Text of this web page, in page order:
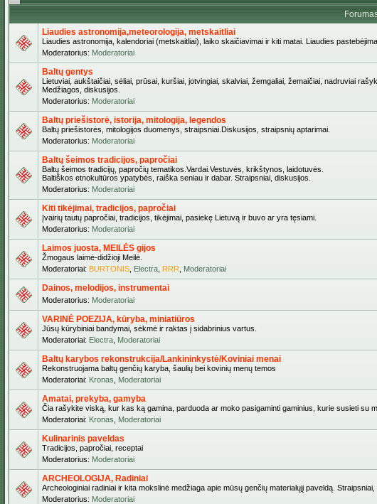
Liaudies astronomija,meteorologija, metskaitliai
Liaudies astronomija, kalendoriai (metskaitliai), laiko skaičiavimai ir kiti matai. Liaudies
Moderatorius: Moderatoriai
Baltų gentys
Lietuviai, aukštaičiai, sėliai, prūsai, kuršiai, jotvingiai, skalviai, žemgaliai, žemaičiai, nadruviai
Medžiagos, diskusijos.
Moderatorius: Moderatoriai
Baltų priešistorė, istorija, mitologija, legendos
Baltų priešistorės, mitologijos duomenys, straipsniai.Diskusijos, straipsnių aptarimai.
Moderatorius: Moderatoriai
Baltų šeimos tradicijos, papročiai
Baltų šeimos tradicijų, papročių tematikos.Vardai.Vestuvės, krikštynos, laidotuvės.
Baltiškos etnokultūros ypatybės, raiška seniau ir dabar. Straipsniai, diskusijos.
Moderatorius: Moderatoriai
Kiti tikėjimai, tradicijos, papročiai
Įvairių tautų papročiai, tradicijos, tikėjimai, pasiekę Lietuvą ir buvo ar yra tęsiami.
Moderatorius: Moderatoriai
Laimos juosta, MEILĖS gijos
Žmogaus laimė-didžioji Meilė.
Moderatoriai: BURTONIS Electra RRR Moderatoriai
Dainos, melodijos, instrumentai
Moderatorius: Moderatoriai
VARINĖ POEZIJA, kūryba, miniatiūros
Jūsų kūrybiniai bandymai, sėkmė ir raktas į sidabrinius vartus.
Moderatoriai: Electra Moderatoriai
Baltų karybos rekonstrukcija/Lankininkystė/Koviniai menai
Rekonstruojama baltų genčių karyba, šaulių bei kovinių menų temos
Moderatoriai: Kronas Moderatoriai
Amatai, prekyba, gamyba
Čia rašykite viską, kur kas ką gamina, parduoda ar moko pasigaminti gaminius, kurie susieti su
Moderatoriai: Kronas Moderatoriai
Kulinarinis paveldas
Tradicijos, papročiai, receptai
Moderatorius: Moderatoriai
ARCHEOLOGIJA, Radiniai
Archeologiniai radiniai ir kita mokslinė medžiaga apie mūsų genčių materialųjį paveldą.
Moderatorius: Moderatoriai